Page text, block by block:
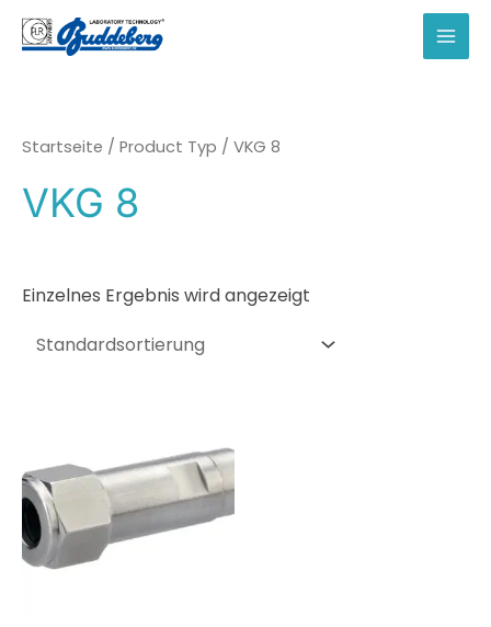
Zum
Inhalt
springen
Startseite / Product Typ / VKG 8
VKG 8
Einzelnes Ergebnis wird angezeigt